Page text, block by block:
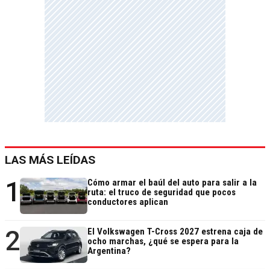
LAS MÁS LEÍDAS
1
Cómo armar el baúl del auto para salir a la
ruta: el truco de seguridad que pocos
conductores aplican
2
El Volkswagen T-Cross 2027 estrena caja de
ocho marchas, ¿qué se espera para la
Argentina?